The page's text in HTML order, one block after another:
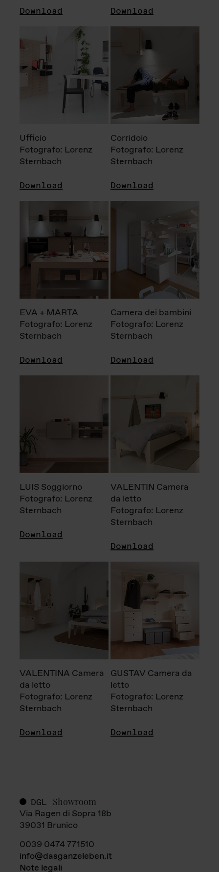
Download Download
Ufficio
Fotografo: Lorenz
Sternbach
Download
Corridoio
Fotografo: Lorenz
Sternbach
Download
EVA + MARTA
Fotografo: Lorenz
Sternbach
Download
Camera dei bambini
Fotografo: Lorenz
Sternbach
Download
LUIS Soggiorno
Fotografo: Lorenz
Sternbach
Download
VALENTIN Camera
da letto
Fotografo: Lorenz
Sternbach
Download
VALENTINA Camera
da letto
Fotografo: Lorenz
Sternbach
Download
GUSTAV Camera da
letto
Fotografo: Lorenz
Sternbach
Download
DGL Showroom
Via Ragen di Sopra 18b
39031 Brunico
0039 0474 771510
info@dasganzeleben.it
Note legali